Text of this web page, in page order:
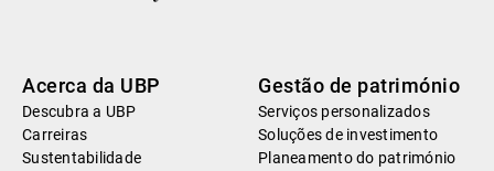
Acerca da UBP
Descubra a UBP
Carreiras
Sustentabilidade
Gestão de património
Serviços personalizados
Soluções de investimento
Planeamento do património